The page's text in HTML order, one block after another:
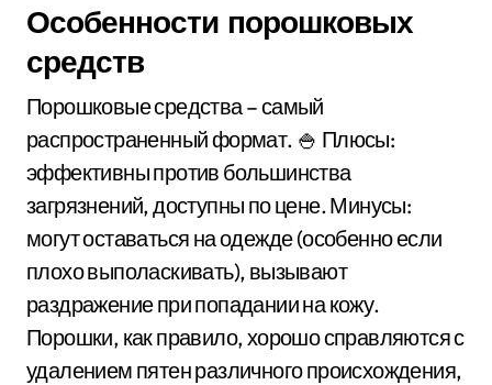
Особенности порошковых
средств
Порошковые средства – самый
распространенный формат. 🍚 Плюсы:
эффективны против большинства
загрязнений, доступны по цене. Минусы:
могут оставаться на одежде (особенно если
плохо выполаскивать), вызывают
раздражение при попадании на кожу.
Порошки, как правило, хорошо справляются с
удалением пятен различного происхождения,